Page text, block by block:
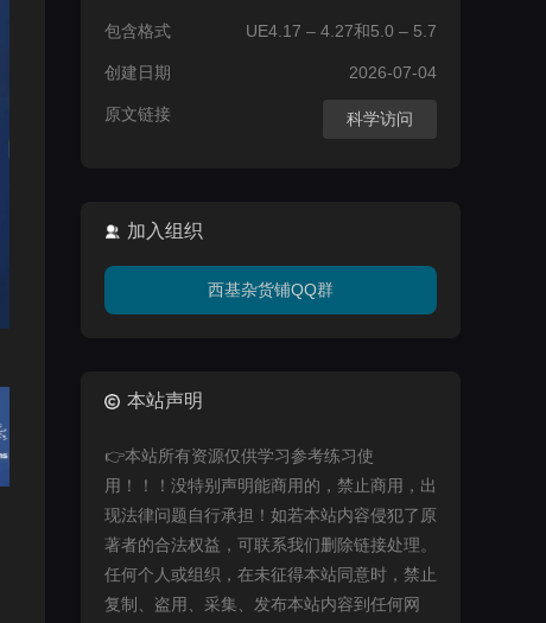
包含格式 UE4.17 – 4.27和5.0 – 5.7
创建日期 2026-07-04
原文链接 科学访问
加入组织
西基杂货铺QQ群
本站声明
👉本站所有资源仅供学习参考练习使
用！！！没特别声明能商用的，禁止商用，出
现法律问题自行承担！如若本站内容侵犯了原
著者的合法权益，可联系我们删除链接处理。
任何个人或组织，在未征得本站同意时，禁止
复制、盗用、采集、发布本站内容到任何网